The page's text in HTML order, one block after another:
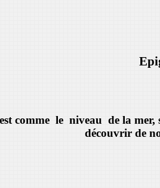
comme le niveau de la mer,
découvrir de